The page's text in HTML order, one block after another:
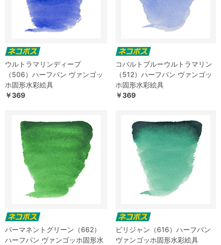
ウルトラマリンディープ
（506）ハーフパン ヴァンゴッ
ホ固形水彩絵具
￥369
コバルトブルーウルトラマリン
（512）ハーフパン ヴァンゴッ
ホ固形水彩絵具
￥369
パーマネントグリーン（662）
ハーフパン ヴァンゴッホ固形水
ビリジャン（616）ハーフパン
ヴァンゴッホ固形水彩絵具